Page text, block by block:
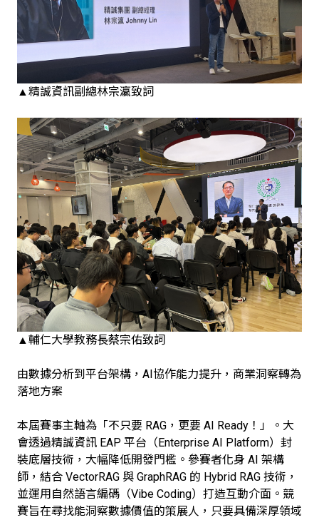
▲精誠資訊副總林宗瀛致詞
▲輔仁大學教務長蔡宗佑致詞
由數據分析到平台架構，AI協作能力提升，商業洞察轉為
落地方案
本屆賽事主軸為「不只要 RAG，更要 AI Ready！」。大
會透過精誠資訊 EAP 平台（Enterprise AI Platform）封
裝底層技術，大幅降低開發門檻。參賽者化身 AI 架構
師，結合 VectorRAG 與 GraphRAG 的 Hybrid RAG 技術，
並運用自然語言編碼（Vibe Coding）打造互動介面。競
賽旨在尋找能洞察數據價值的策展人，只要具備深厚領域